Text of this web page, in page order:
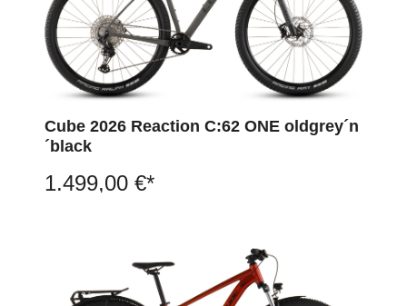
Cube 2026 Reaction C:62 ONE oldgrey´n
´black
1.499,00 €*